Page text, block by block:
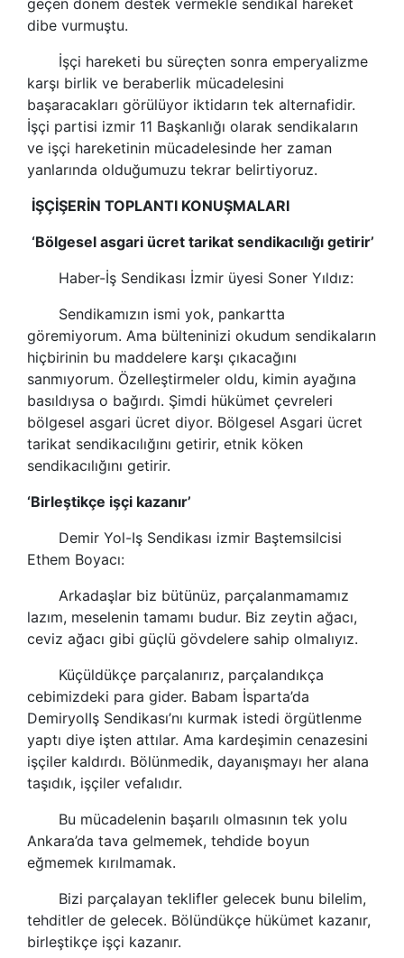
dibe vurmuştu.
İşçi hareketi bu süreçten sonra emperyalizme
karşı birlik ve beraberlik mücadelesini
başaracakları görülüyor iktidarın tek alternafidir.
İşçi partisi izmir 11 Başkanlığı olarak sendikaların
ve işçi hareketinin mücadelesinde her zaman
yanlarında olduğumuzu tekrar belirtiyoruz.
İŞÇİŞERİN TOPLANTI KONUŞMALARI
‘Bölgesel asgari ücret tarikat sendikacılığı getirir’
Haber-İş Sendikası İzmir üyesi Soner Yıldız:
Sendikamızın ismi yok, pankartta
göremiyorum. Ama bülteninizi okudum sendikaların
hiçbirinin bu maddelere karşı çıkacağını
sanmıyorum. Özelleştirmeler oldu, kimin ayağına
basıldıysa o bağırdı. Şimdi hükümet çevreleri
bölgesel asgari ücret diyor. Bölgesel Asgari ücret
tarikat sendikacılığını getirir, etnik köken
sendikacılığını getirir.
‘Birleştikçe işçi kazanır’
Demir Yol-Iş Sendikası izmir Baştemsilcisi
Ethem Boyacı:
Arkadaşlar biz bütünüz, parçalanmamamız
lazım, meselenin tamamı budur. Biz zeytin ağacı,
ceviz ağacı gibi güçlü gövdelere sahip olmalıyız.
Küçüldükçe parçalanırız, parçalandıkça
cebimizdeki para gider. Babam İsparta’da
DemiryolIş Sendikası’nı kurmak istedi örgütlenme
yaptı diye işten attılar. Ama kardeşimin cenazesini
işçiler kaldırdı. Bölünmedik, dayanışmayı her alana
taşıdık, işçiler vefalıdır.
Bu mücadelenin başarılı olmasının tek yolu
Ankara’da tava gelmemek, tehdide boyun
eğmemek kırılmamak.
Bizi parçalayan teklifler gelecek bunu bilelim,
tehditler de gelecek. Bölündükçe hükümet kazanır,
birleştikçe işçi kazanır.